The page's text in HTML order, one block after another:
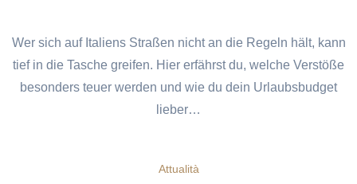
Wer sich auf Italiens Straßen nicht an die Regeln hält, kann
tief in die Tasche greifen. Hier erfährst du, welche Verstöße
besonders teuer werden und wie du dein Urlaubsbudget
lieber…
Attualità